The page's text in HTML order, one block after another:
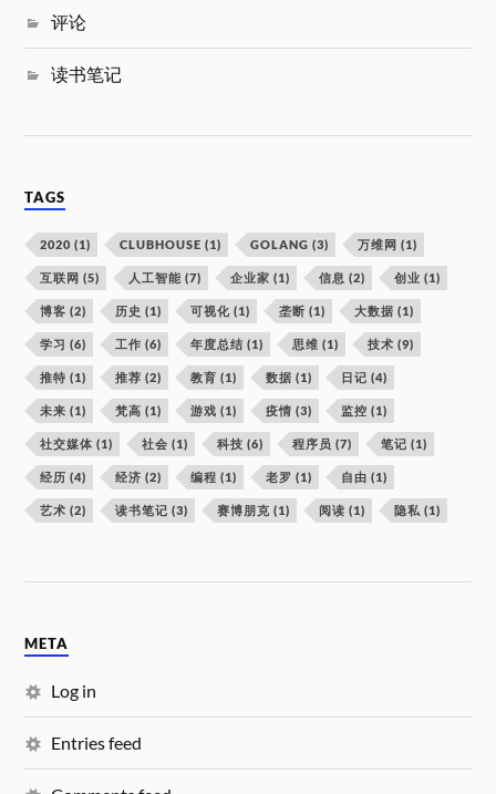
评论
读书笔记
TAGS
2020 (1) CLUBHOUSE (1) GOLANG (3) 万维网 (1)
互联网 (5) 人工智能 (7) 企业家 (1) 信息 (2) 创业 (1)
博客 (2) 历史 (1) 可视化 (1) 垄断 (1) 大数据 (1)
学习 (6) 工作 (6) 年度总结 (1) 思维 (1) 技术 (9)
推特 (1) 推荐 (2) 教育 (1) 数据 (1) 日记 (4)
未来 (1) 梵高 (1) 游戏 (1) 疫情 (3) 监控 (1)
社交媒体 (1) 社会 (1) 科技 (6) 程序员 (7) 笔记 (1)
经历 (4) 经济 (2) 编程 (1) 老罗 (1) 自由 (1)
艺术 (2) 读书笔记 (3) 赛博朋克 (1) 阅读 (1) 隐私 (1)
META
Log in
Entries feed